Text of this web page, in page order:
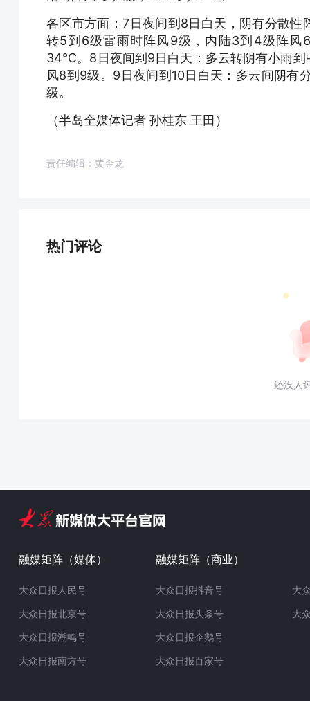
各区市方面：7日夜间到8日白天，阴有分散
转5到6级雷雨时阵风9级，内陆3到4级阵
34℃。8日夜间到9日白天：多云转阴有小雨到
风8到9级。9日夜间到10日白天：多云间阴有
级。
（半岛全媒体记者 孙桂东 王田）
责任编辑：黄金龙
热门评论
还没人
融媒矩阵（媒体）
大众日报人民号
大众日报北京号
大众日报潮鸣号
大众日报南方号
融媒矩阵（商业）
大众日报抖音号
大众日报头条号
大众日报企鹅号
大众日报百家号
大
大